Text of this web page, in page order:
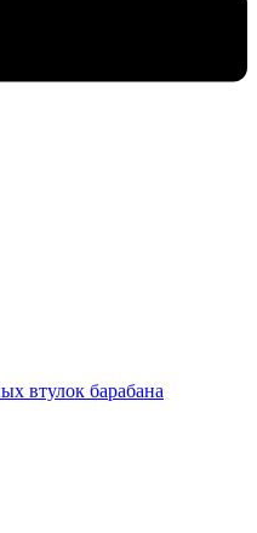
втулок барабана